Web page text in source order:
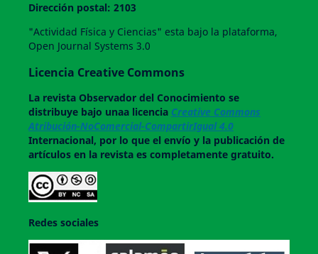
Dirección postal: 2103
"Actividad Física y Ciencias" esta bajo la plataforma,
Open Journal Systems 3.0
Licencia Creative Commons
La revistaObservador del Conocimiento se
distribuye bajo unaa licencia Creative Commons
Atribución-NoComercial-CompartirIgual 4.0
Internacional, por lo que el envío y la publicación de
artículos en la revista es completamente gratuito.
Redes sociales